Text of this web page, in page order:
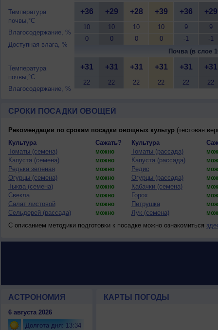
Температура
почвы,°C
Влагосодержание, %
Доступная влага, %
Температура
почвы,°C
Влагосодержание, %
+36
10
0
+29
10
0
+28
10
0
+39
10
0
+36
9
-1
+29
9
-1
Почва (в слое
+31
22
+31
22
+31
22
+31
22
+31
22
+31
22
СРОКИ ПОСАДКИ ОВОЩЕЙ
Рекомендации по срокам посадки овощных культур(тестовая
Культура
Сажать? Культура
Томаты (семена)
можно Томаты (рассада)
Капуста (семена) можно Капуста (рассада)
Редька зеленая можно Редис
Огурцы (семена) можно Огурцы (рассада)
Тыква (семена) можно Кабачки (семена)
Свекла можно Горох
Салат листовой можно Петрушка
Сельдерей (рассада) можно Лук (семена)
С описанием методики подготовки к посадке можно ознакомиться
АСТРОНОМИЯ
6 августа 2026
Долгота дня: 13:34
КАРТЫ ПОГОДЫ